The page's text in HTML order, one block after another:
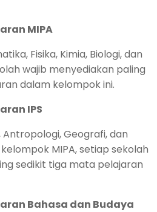
MIPA
Fisika, Kimia, Biologi, dan
wajib menyediakan paling
dalam kelompok ini.
IPS
Antropologi, Geografi, dan
MIPA, setiap sekolah
sedikit tiga mata pelajaran
Bahasa dan Budaya